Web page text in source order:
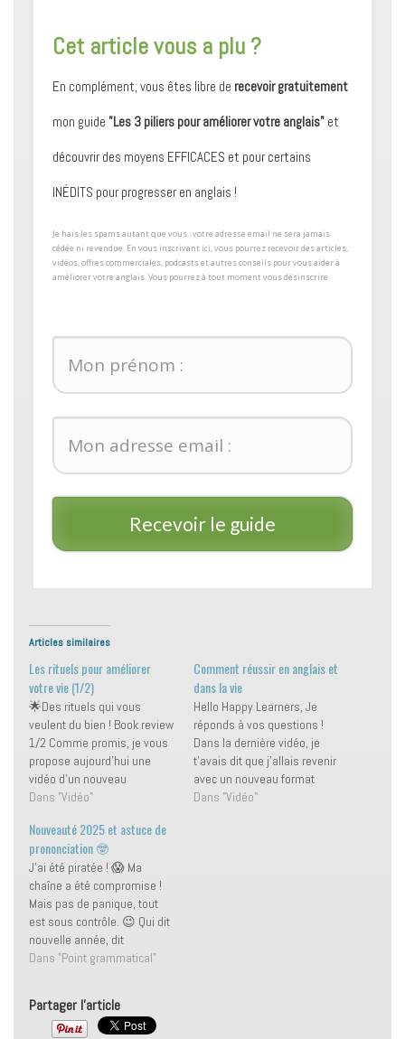
​Cet article vous a plu ?
En complément, vous êtes libre de recevoir gratuitement
mon guide "Les 3 piliers pour améliorer votre anglais" et
découvrir des moyens ​EFFICACES et pour certains ​
INÉDITS pour progresser en anglais !
​Je hais les spams autant que vous : votre adresse email ne sera jamais
cédée ni revendue. En vous inscrivant ici, vous pourrez recevoir des articles,
vidéos, offres commerciales, podcasts et autres conseils pour ​vous aider à
améliorer votre anglais. Vous pourrez à tout moment vous désinscrire.
Recevoir le guide
Articles similaires
Les rituels pour améliorer
votre vie (1/2)
🌟Des rituels qui vous
veulent du bien ! Book review
1/2 Comme promis, je vous
propose aujourd’hui une
vidéo d’un nouveau
« genre » ! Vous le savez,
progresser en anglais mais
pas uniquement… je
souhaite également
améliorer votre vie, votre état
d’esprit et vous libérer de…
Dans "Vidéo"
Comment réussir en anglais et
dans la vie
Hello Happy Learners, Je
réponds à vos questions !
Dans la dernière vidéo, je
t'avais dit que j'allais revenir
avec un nouveau format
vidéo... Et bien c'est chose
Dans "Vidéo"
Nouveauté 2025 et astuce de
prononciation 🤓
J'ai été piratée ! 😱 Ma
chaîne a été compromise !
Mais pas de panique, tout
est sous contrôle. 😉 Qui dit
nouvelle année, dit
nouveauté ! 🎉 Le cours du
de ma Dream Team. Elle
souhaitait vous offrir un…
Dans "Point grammatical"
Partager l'article